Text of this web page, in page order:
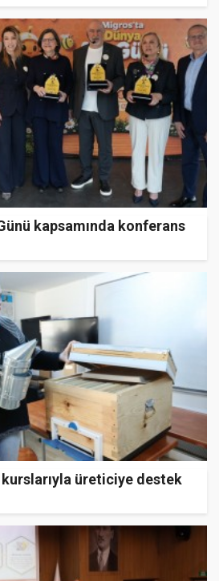
kapsamında konferans
kurslarıyla üreticiye destek